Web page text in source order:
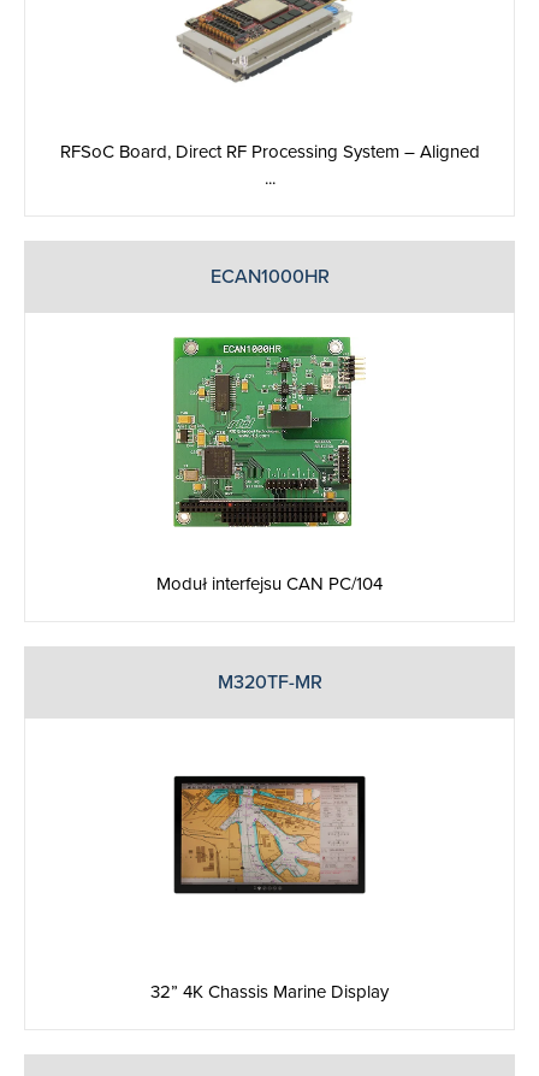
RFSoC Board, Direct RF Processing System – Aligned
...
ECAN1000HR
Moduł interfejsu CAN PC/104
M320TF-MR
32” 4K Chassis Marine Display